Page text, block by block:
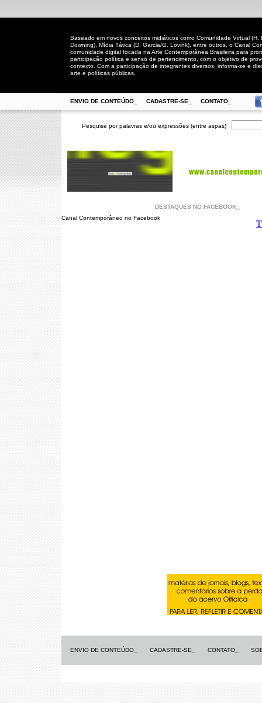
Baseado em novos conceitos midiáticos como Comunidade Virtual (H.
Downing), Mídia Tática (D. Garcia/G. Lovink), entre outros, o Canal
comunidade digital focada na Arte Contemporânea Brasileira para
participação política e senso de pertencimento, com o objetivo de
contexto. Com a participação de integrantes diversos, informa-se e
arte e políticas públicas.
ENVIO DE CONTEÚDO_ CADASTRE-SE_ CONTATO_
Pesquise por palavras e/ou expressões (entre aspas)
DESTAQUES NO FACEBOOK_
Canal Contemporâneo no Facebook
ENVIO DE CONTEÚDO_ CADASTRE-SE_ CONTATO_